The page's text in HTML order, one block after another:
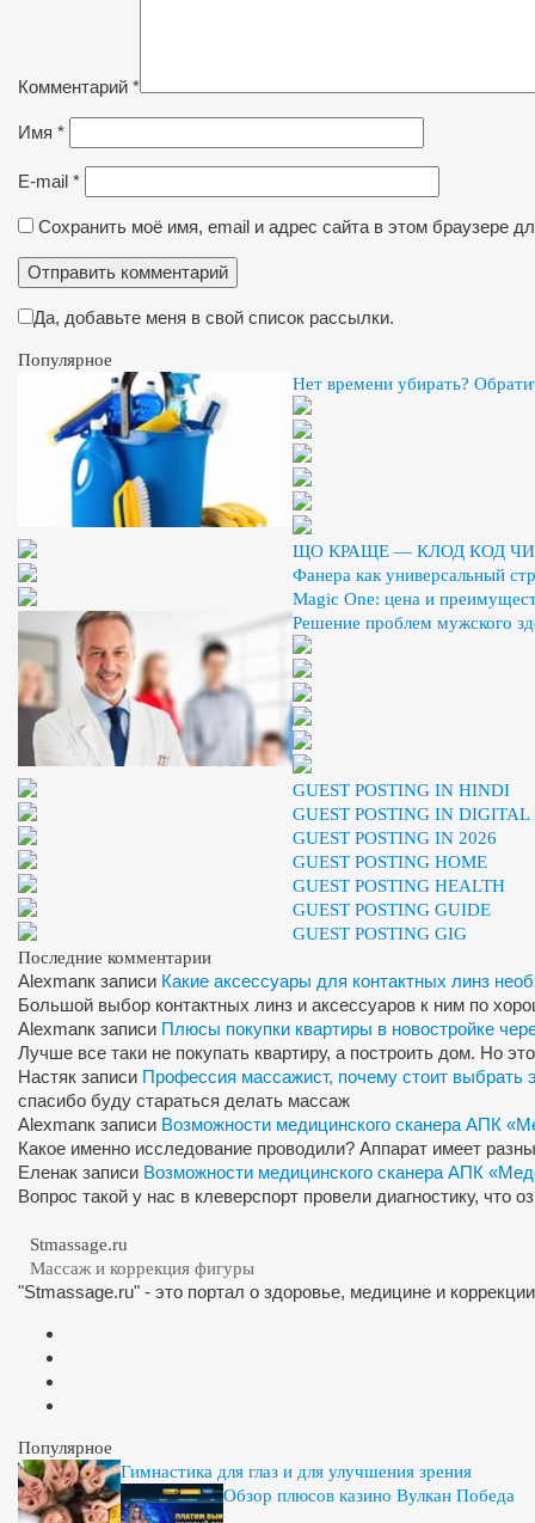
Комментарий *
Имя *
E-mail *
Сохранить моё имя, email и адрес сайта в этом браузере
Да, добавьте меня в свой список рассылки.
Популярное
Нет времени убирать?
ЩО КРАЩЕ — КЛОД КОД
Фанера как универсальный
Magic One: цена и
Решение проблем мужского
GUEST POSTING IN HINDI
GUEST POSTING IN
GUEST POSTING IN 2026
GUEST POSTING HOME
GUEST POSTING HEALTH
GUEST POSTING GUIDE
GUEST POSTING GIG
Последние комментарии
Alexmanк записи Какие аксессуары для контактных линз
Большой выбор контактных линз и аксессуаров к ним по
Alexmanк записи Плюсы покупки квартиры в новостройке
Лучше все таки не покупать квартиру, а построить дом. Но
Настяк записи Профессия массажист, почему стоит выбрать
спасибо буду стараться делать массаж
Alexmanк записи Возможности медицинского сканера АПК
Какое именно исследование проводили? Аппарат имеет
Еленак записи Возможности медицинского сканера АПК
Вопрос такой у нас в клеверспорт провели диагностику, что
Stmassage.ru
Массаж и коррекция фигуры
"Stmassage.ru" - это портал о здоровье, медицине и
Популярное
Гимнастика для глаз и для улучшения зрения
Обзор плюсов казино Вулкан Победа